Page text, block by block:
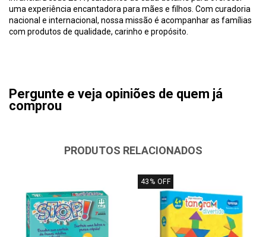
uma experiência encantadora para mães e filhos. Com curadoria
nacional e internacional, nossa missão é acompanhar as famílias
com produtos de qualidade, carinho e propósito.
Pergunte e veja opiniões de quem já
comprou
PRODUTOS RELACIONADOS
43 % OFF